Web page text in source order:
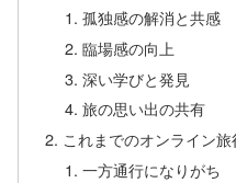
孤独感の解消と共感
臨場感の向上
深い学びと発見
旅の思い出の共有
これまでのオンライン
一方通行になりがち